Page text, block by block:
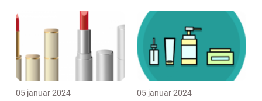
05 januar 2024 05 januar 2024